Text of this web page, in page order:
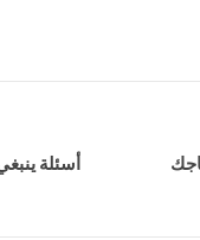
أسئلة